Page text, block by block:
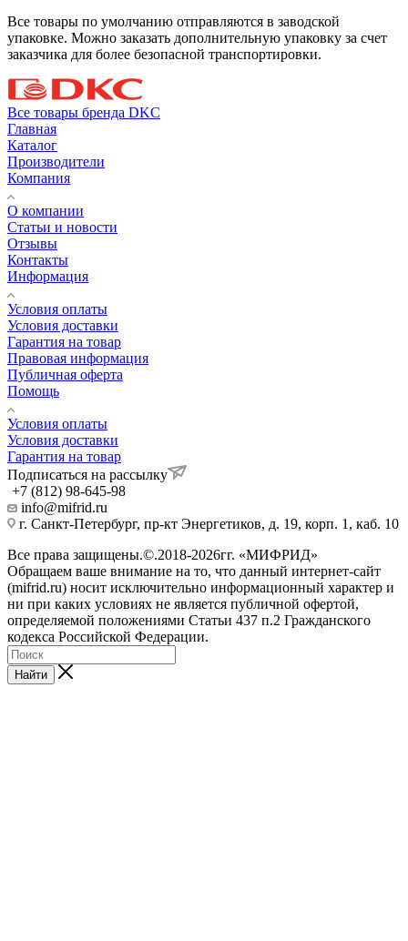
Все товары по умолчанию отправляются в заводской
упаковке. Можно заказать дополнительную упаковку за счет
заказчика для более безопасной транспортировки.
Все товары бренда DKC
Главная
Каталог
Производители
Компания
О компании
Статьи и новости
Отзывы
Контакты
Информация
Условия оплаты
Условия доставки
Гарантия на товар
Правовая информация
Публичная оферта
Помощь
Условия оплаты
Условия доставки
Гарантия на товар
Подписаться на рассылку
+7 (812) 98-645-98
info@mifrid.ru
г. Санкт-Петербург, пр-кт Энергетиков, д. 19, корп. 1, каб. 10
Все права защищены.©.2018-2026гг. «МИФРИД»
Обращаем ваше внимание на то, что данный интернет-сайт
(mifrid.ru) носит исключительно информационный характер и
ни при каких условиях не является публичной офертой,
определяемой положениями Статьи 437 п.2 Гражданского
кодекса Российской Федерации.
Найти